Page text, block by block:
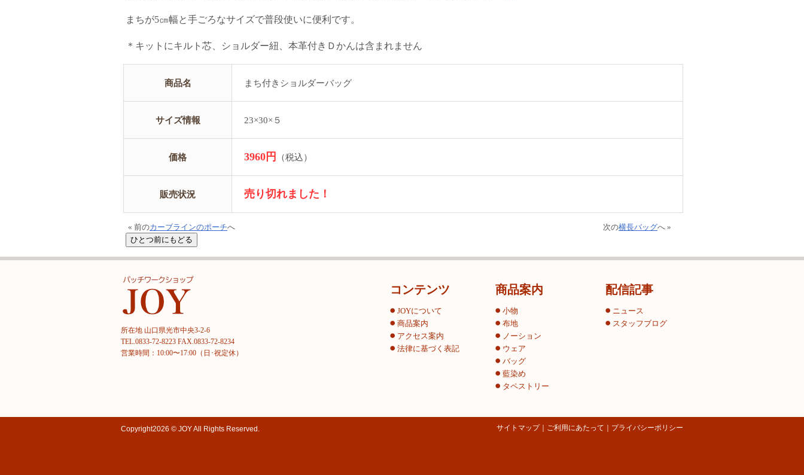
まちが5㎝幅と手ごろなサイズで普段使いに便利です。
＊キットにキルト芯、ショルダー紐、本革付きＤかんは含まれません
商品名 まち付きショルダーバッグ
サイズ情報 23×30×５
価格 3960円 （税込）
販売状況 売り切れました！
« 前のカーブラインのポーチへ 次の横長バッグへ »
所在地 山口県光市中央3-2-6
TEL.0833-72-8223 FAX.0833-72-8234
営業時間：10:00〜17:00（日･祝定休）
コンテンツ
JOYについて
商品案内
アクセス案内
法律に基づく表記
商品案内
小物
布地
ノーション
ウェア
バッグ
藍染め
タペストリー
配信記事
ニュース
スタッフブログ
Copyright2026 © JOYAll Rights Reserved. サイトマップ｜ ご利用にあたって プライバシーポリシー